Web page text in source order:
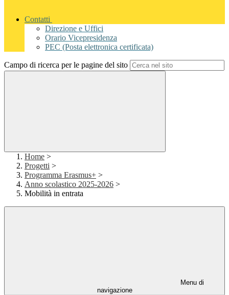
Contatti
Direzione e Uffici
Orario Vicepresidenza
PEC (Posta elettronica certificata)
Campo di ricerca per le pagine del sito
Home >
Progetti >
Programma Erasmus+ >
Anno scolastico 2025-2026 >
Mobilità in entrata
Menu di
navigazione